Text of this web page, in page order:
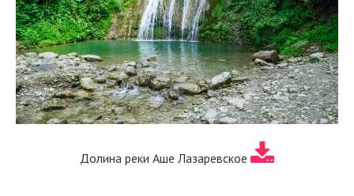
Долина реки Аше Лазаревское